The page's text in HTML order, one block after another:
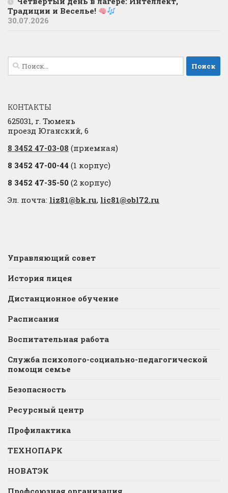
Традиции и Веселье!
30.07.2026
Найти:
КОНТАКТЫ
625031, г. Тюмень
проезд Юганский, 6
8 3452 47-03-08 (приемная)
8 3452 47-00-44 (1 корпус)
8 3452 47-35-50 (2 корпус)
Эл. почта: liz81@bk.ru, lic81@obl72.ru
Управляющий совет
История лицея
Дистанционное обучение
Расписания
Воспитательная работа
Служба психолого-социально-педагогической
помощи семье
Безопасность
Ресурсный центр
Профилактика
ТЕХНОПАРК
НОВАТЭК